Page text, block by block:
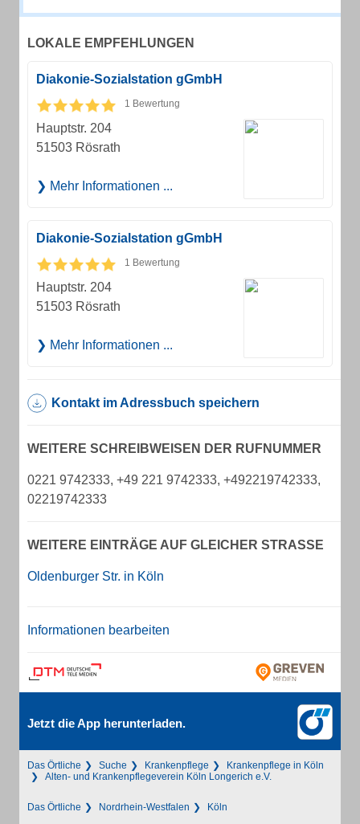
LOKALE EMPFEHLUNGEN
Diakonie-Sozialstation gGmbH
1 Bewertung
Hauptstr. 204
51503 Rösrath
Mehr Informationen ...
Diakonie-Sozialstation gGmbH
1 Bewertung
Hauptstr. 204
51503 Rösrath
Mehr Informationen ...
Kontakt im Adressbuch speichern
WEITERE SCHREIBWEISEN DER RUFNUMMER
0221 9742333, +49 221 9742333, +492219742333,
02219742333
WEITERE EINTRÄGE AUF GLEICHER STRASSE
Oldenburger Str. in Köln
Informationen bearbeiten
Jetzt die App herunterladen.
Das Örtliche Suche Krankenpflege
Krankenpflege in Köln
Alten- und Krankenpflegeverein Köln Longerich e.V.
Das Örtliche Nordrhein-Westfalen Köln